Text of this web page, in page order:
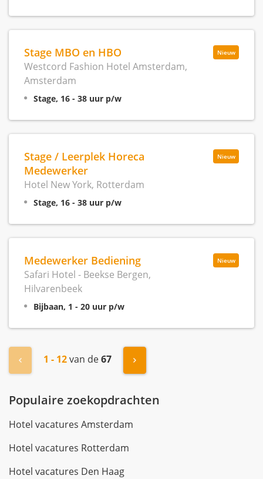
Nieuw
Stage MBO en HBO
Westcord Fashion Hotel Amsterdam,
Amsterdam
Stage, 16 - 38 uur p/w
Nieuw
Stage / Leerplek Horeca
Medewerker
Hotel New York, Rotterdam
Stage, 16 - 38 uur p/w
Nieuw
Medewerker Bediening
Safari Hotel - Beekse Bergen,
Hilvarenbeek
Bijbaan, 1 - 20 uur p/w
« Vorige1 - 12van de67 Volgende »
Populaire zoekopdrachten
Hotel vacatures Amsterdam
Hotel vacatures Rotterdam
Hotel vacatures Den Haag